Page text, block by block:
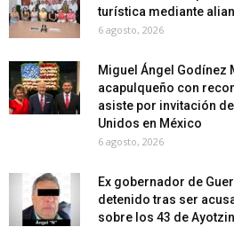
turística mediante
6 agosto, 2026
Miguel Ángel Godínez
acapulqueño con
asiste por invitación
Unidos en México
6 agosto, 2026
Ex gobernador de
detenido tras ser
sobre los 43 de